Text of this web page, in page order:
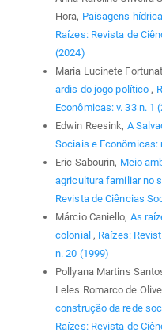
Hora, Paisagens
Raízes: Revista de
(2024)
Maria Lucinete
ardis do jogo político,
Econômicas: v. 33 n. 1
Edwin Reesink, A
Sociais e Econômicas:
Eric Sabourin, Meio
agricultura familiar no
Revista de Ciências
Márcio Caniello, As
colonial , Raízes:
n. 20 (1999)
Pollyana Martins
Leles Romarco de
construção da rede
Raízes: Revista de